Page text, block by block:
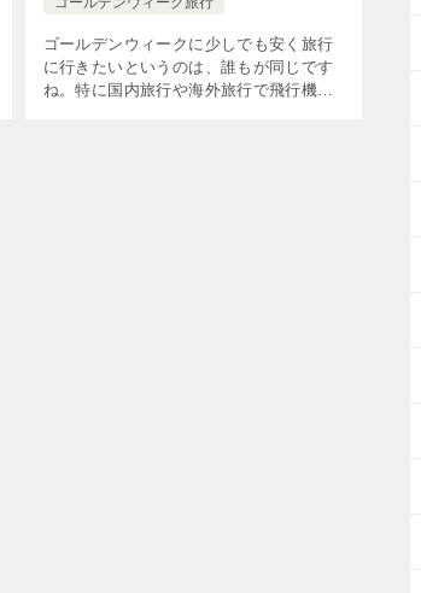
ゴールデンウィークに少しでも安く旅行
に行きたいというのは、誰もが同じです
ね。特に国内旅行や海外旅行で飛行機を